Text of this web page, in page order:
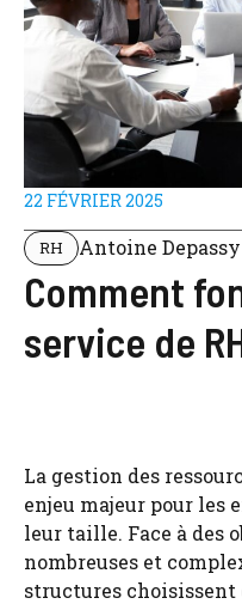
22 FÉVRIER 2025
RH Antoine Depassy
Comment
service de
La gestion des
enjeu majeur pour les
leur taille. Face à des
nombreuses et
structures choisissent